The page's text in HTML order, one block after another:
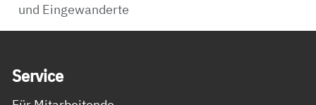
und Eingewanderte
Ser­vice